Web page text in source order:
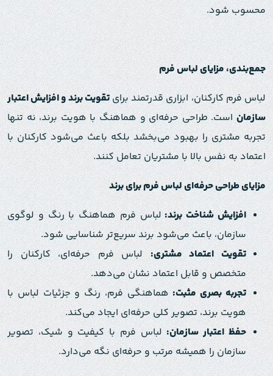
محسوب شود.
جمع‌بندی، مزایای لباس‌ فرم
لباس‌ فرم کارکنان، ابزاری قدرتمند برایتقویت برند و افزایش اعتبار
سازماناست. طراحی حرفه‌ای و هماهنگ با هویت برند، نه تنها
تجربه مشتری را بهبود می‌بخشد بلکه باعث می‌شود کارکنان با
اعتماد به نفس بالا با مشتریان تعامل کنند.
مزایای طراحی حرفه‌ای لباس‌ فرم برای برند
افزایش شناخت برند:لباس فرم هماهنگ با رنگ و لوگوی
سازمان، باعث می‌شود برند سریع‌تر شناسایی شود.
تقویت اعتماد مشتری:لباس فرم حرفه‌ای، کارکنان را
متخصص و قابل اعتماد نشان می‌دهد.
تجربه بصری مثبت:هماهنگی فرم، رنگ و جزئیات لباس با
هویت برند، تصویر کلی حرفه‌ای ایجاد می‌کند.
حفظ اعتبار سازمان:لباس فرم با کیفیت و شیک، تصویر
سازمان را همیشه مرتب و حرفه‌ای نگه می‌دارد.